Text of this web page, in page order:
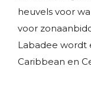
heuvels voor
voor
Labadee wordt
Caribbean en